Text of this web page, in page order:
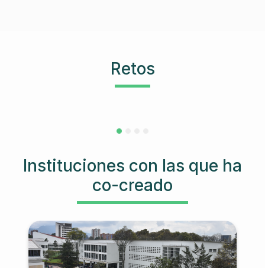
Retos
Instituciones con las que ha
co-creado